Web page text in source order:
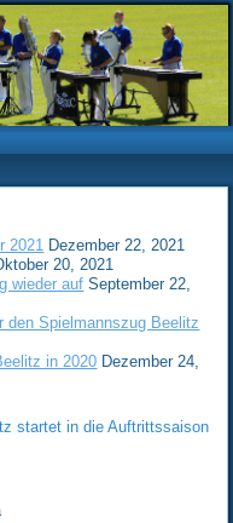
2021 Dezember 22, 2021
20, 2021
wieder auf September 22,
den Spielmannszug Beelitz
in 2020 Dezember 24,
startet in die Auftrittssaison